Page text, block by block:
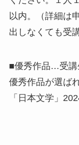
以内。（詳細は
出しなくても受
■優秀作品…受講
優秀作品が選ば
「日本文学」